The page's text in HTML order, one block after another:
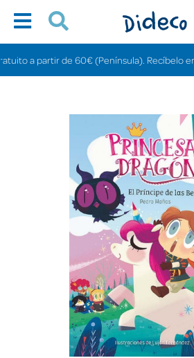
a partir de 60€ (Península). Recíbelo en